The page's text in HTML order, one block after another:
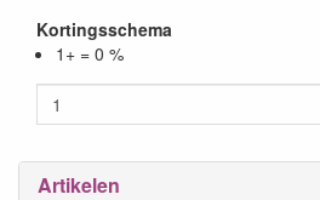
Kortingsschema
1+ = 0 %
Artikelen